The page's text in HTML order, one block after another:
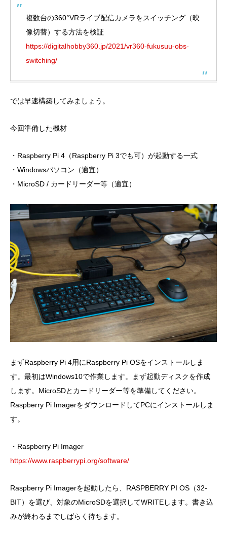
複数台の360°VRライブ配信カメラをスイッチング（映
像切替）する方法を検証
https://digitalhobby360.jp/2021/vr360-fukusuu-obs-
switching/
では早速構築してみましょう。
今回準備した機材
・Raspberry Pi 4（Raspberry Pi 3でも可）が起動する一式
・Windowsパソコン（適宜）
・MicroSD / カードリーダー等（適宜）
まずRaspberry Pi 4用にRaspberry Pi OSをインストールしま
す。最初はWindows10で作業します。まず起動ディスクを作成
します。MicroSDとカードリーダー等を準備してください。
Raspberry Pi ImagerをダウンロードしてPCにインストールしま
す。
・Raspberry Pi Imager
https://www.raspberrypi.org/software/
Raspberry Pi Imagerを起動したら、RASPBERRY PI OS（32-
BIT）を選び、対象のMicroSDを選択してWRITEします。書き込
みが終わるまでしばらく待ちます。